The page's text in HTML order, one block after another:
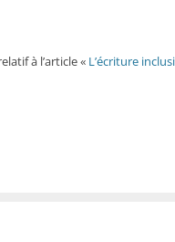
à l’article « L’écriture